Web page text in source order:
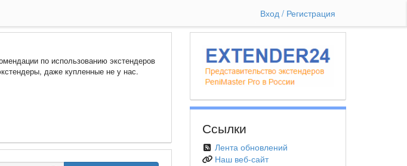
Вход / Регистрация
по использованию экстендеров
даже купленные не у нас.
Ссылки
Лента обновлений
Наш веб-сайт